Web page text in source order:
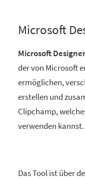
Microsoft
Microsoft
der von Microsoft
ermöglichen,
erstellen und
Clipchamp,
verwenden kannst.
Das Tool ist über